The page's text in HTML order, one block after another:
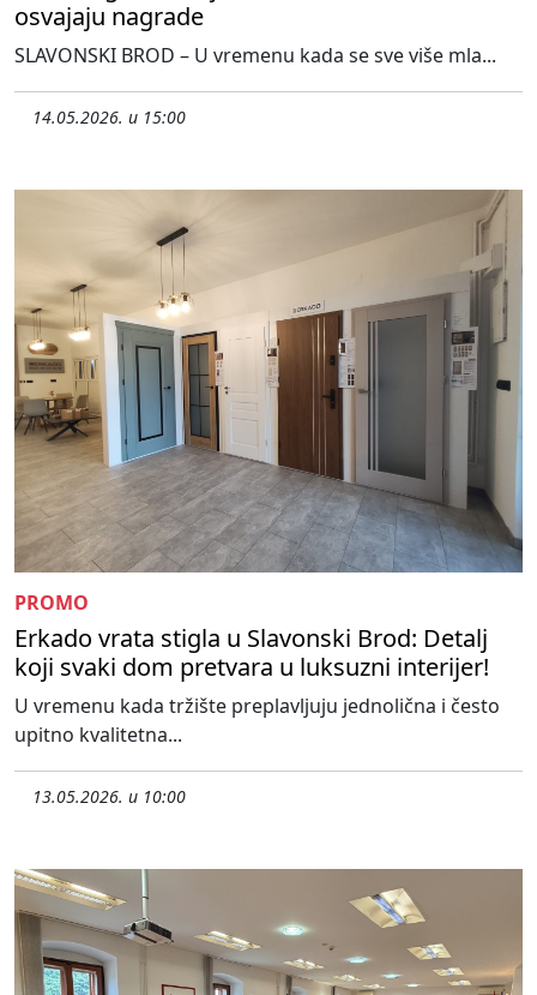
osvajaju nagrade
SLAVONSKI BROD – U vremenu kada se sve više mla...
14.05.2026. u 15:00
PROMO
Erkado vrata stigla u Slavonski Brod: Detalj
koji svaki dom pretvara u luksuzni interijer!
U vremenu kada tržište preplavljuju jednolična i često
upitno kvalitetna...
13.05.2026. u 10:00